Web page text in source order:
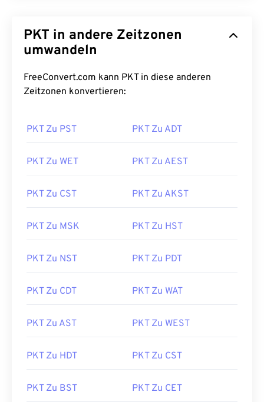
PKT in andere Zeitzonen
umwandeln
FreeConvert.com kann PKT in diese anderen
Zeitzonen konvertieren:
PKT Zu PST PKT Zu ADT
PKT Zu WET PKT Zu AEST
PKT Zu CST PKT Zu AKST
PKT Zu MSK PKT Zu HST
PKT Zu NST PKT Zu PDT
PKT Zu CDT PKT Zu WAT
PKT Zu AST PKT Zu WEST
PKT Zu HDT PKT Zu CST
PKT Zu BST PKT Zu CET